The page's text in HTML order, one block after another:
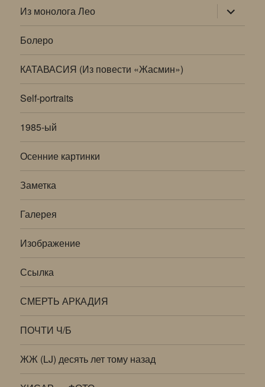
Из монолога Лео раскрыть
дочернее
меню
Болеро
КАТАВАСИЯ (Из повести «Жасмин»)
Self-portraits
1985-ый
Осенние картинки
Заметка
Галерея
Изображение
Ссылка
СМЕРТЬ АРКАДИЯ
ПОЧТИ Ч/Б
ЖЖ (LJ) десять лет тому назад